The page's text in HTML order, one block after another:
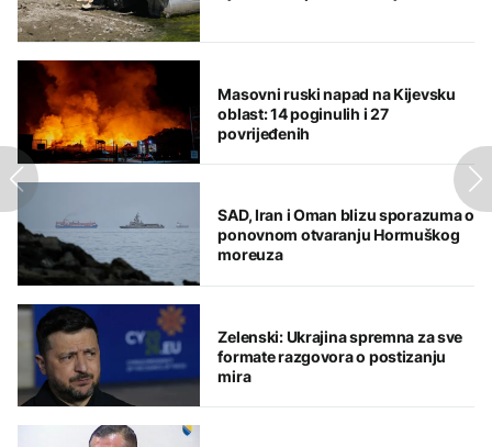
Masovni ruski napad na Kijevsku
oblast: 14 poginulih i 27
povrijeđenih
SAD, Iran i Oman blizu sporazuma o
ponovnom otvaranju Hormuškog
moreuza
Zelenski: Ukrajina spremna za sve
formate razgovora o postizanju
mira